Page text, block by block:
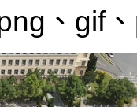
、gif